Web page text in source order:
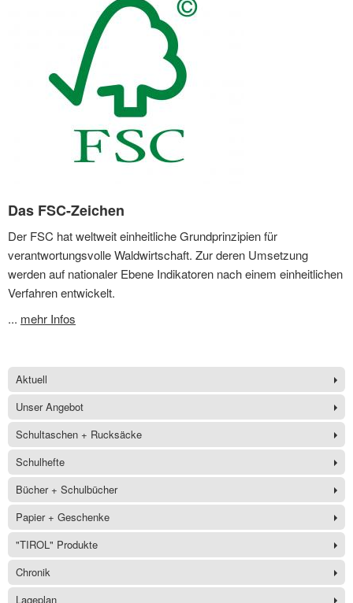
Das FSC-Zeichen
Der FSC hat weltweit einheitliche Grundprinzipien für
verantwortungsvolle Waldwirtschaft. Zur deren Umsetzung
werden auf nationaler Ebene Indikatoren nach einem einheitlichen
Verfahren entwickelt.
... mehr Infos
Aktuell
Unser Angebot
Schultaschen + Rucksäcke
Schulhefte
Bücher + Schulbücher
Papier + Geschenke
"TIROL" Produkte
Chronik
Lageplan